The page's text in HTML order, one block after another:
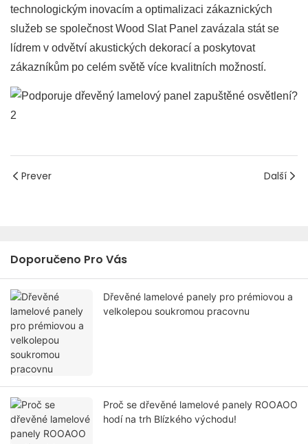
technologickým inovacím a optimalizaci zákaznických
služeb se společnost Wood Slat Panel zavázala stát se
lídrem v odvětví akustických dekorací a poskytovat
zákazníkům po celém světě více kvalitních možností.
Prever Další
Doporučeno Pro Vás
Dřevěné lamelové panely pro prémiovou a
velkolepou soukromou pracovnu
Proč se dřevěné lamelové panely ROOAOO
hodí na trh Blízkého východu!